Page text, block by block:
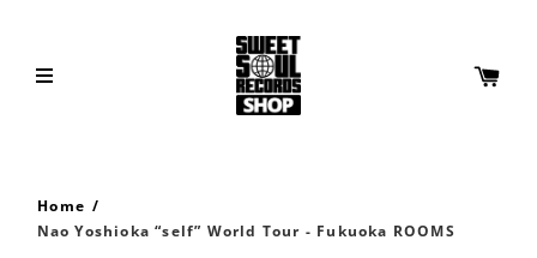
Home /
Nao Yoshioka “self” World Tour - Fukuoka ROOMS